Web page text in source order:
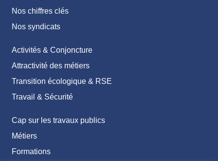
Nos chiffres clés
Nos syndicats
Activités & Conjoncture
Attractivité des métiers
Transition écologique & RSE
Travail & Sécurité
Cap sur les travaux publics
Métiers
Formations